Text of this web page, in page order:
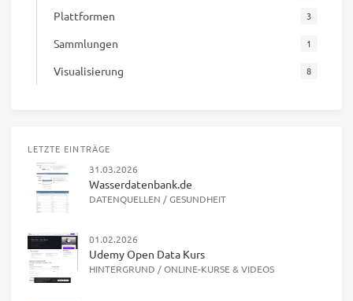
Plattformen 3
Sammlungen 1
Visualisierung 8
LETZTE EINTRÄGE
31.03.2026
Wasserdatenbank.de
DATENQUELLEN /GESUNDHEIT
01.02.2026
Udemy Open Data Kurs
HINTERGRUND /ONLINE-KURSE & VIDEOS